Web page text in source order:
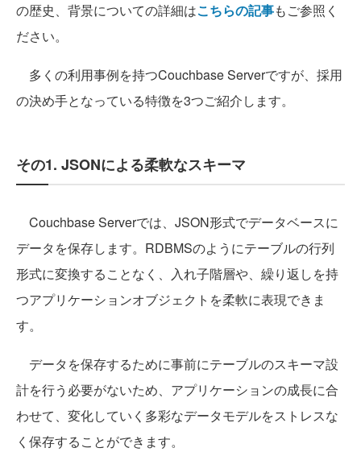
の歴史、背景についての詳細はこちらの記事もご参照く
ださい。
多くの利用事例を持つCouchbase Serverですが、採用
の決め手となっている特徴を3つご紹介します。
その1. JSONによる柔軟なスキーマ
Couchbase Serverでは、JSON形式でデータベースに
データを保存します。RDBMSのようにテーブルの行列
形式に変換することなく、入れ子階層や、繰り返しを持
つアプリケーションオブジェクトを柔軟に表現できま
す。
データを保存するために事前にテーブルのスキーマ設
計を行う必要がないため、アプリケーションの成長に合
わせて、変化していく多彩なデータモデルをストレスな
く保存することができます。